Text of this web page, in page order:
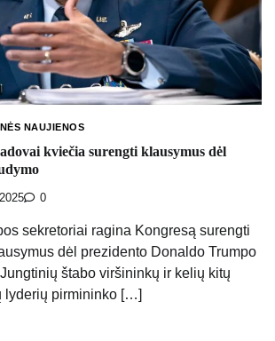
NAUJIENOS
kviečia surengti klausymus dėl
0
sekretoriai ragina Kongresą surengti
dėl prezidento Donaldo Trumpo
štabo viršininkų ir kelių kitų
lyderių pirmininko […]